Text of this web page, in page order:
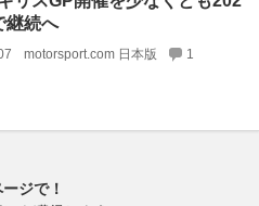
継続へ
motorsport.com 日本版 1
ジで！